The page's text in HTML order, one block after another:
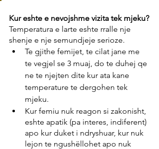
Kur eshte e nevojshme vizita tek mjeku?
Temperatura e larte eshte rralle nje
shenje e nje semundjeje serioze.
Te gjithe femijet, te cilat jane me
te vegjel se 3 muaj, do te duhej qe
ne te njejten dite kur ata kane
temperature te dergohen tek
mjeku.
Kur femiu nuk reagon si zakonisht,
eshte apatik (pa interes, indiferent)
apo kur duket i ndryshuar, kur nuk
lejon te ngushëllohet apo nuk